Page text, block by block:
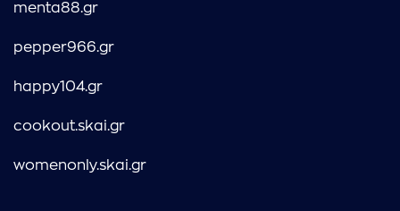
menta88.gr
pepper966.gr
happy104.gr
cookout.skai.gr
womenonly.skai.gr